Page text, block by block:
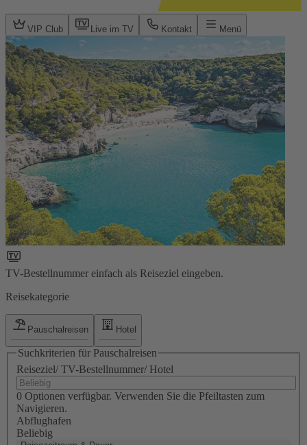
VIP Club Live im TV Kontakt Menü
TV-Bestellnummer einfach als Reiseziel eingeben.
Reisekategorie
Pauschalreisen Hotel
Suchkriterien für Pauschalreisen
Reiseziel/ TV-Bestellnummer/ Hotel
0 Optionen verfügbar. Verwenden Sie die Pfeiltasten zum
Navigieren.
Abflughafen
Beliebig